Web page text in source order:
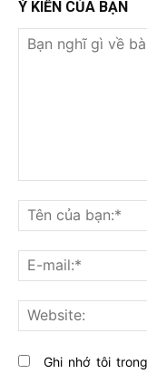
Ý KIẾN CỦA BẠN
nghĩ
gì
về
bài
viết
này?
Ghi nhớ tôi